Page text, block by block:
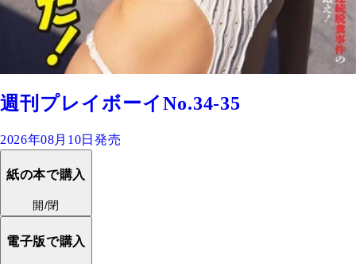
週刊プレイボーイNo.34-35
2026年08月10日発売
紙の本で購入
開/閉
電子版で購入